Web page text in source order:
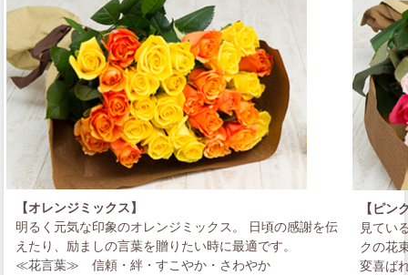
【オレンジミックス】
明るく元気な印象のオレンジミックス。 日頃の感謝を伝
えたり、励ましの言葉を贈りたい時に最適です。
≪花言葉≫
信頼・絆・すこやか・さわやか
【ピン
見てい
クの花
変喜ば